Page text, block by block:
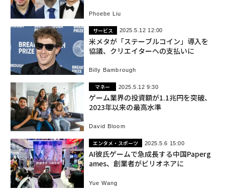
Phoebe Liu
サービス 2025.5.12 12:00
米メタが「ステーブルコイン」導入を
協議、クリエイターへの支払いに
Billy Bambrough
マネー 2025.5.12 9:30
ゲーム業界の投資額が1.1兆円を突破、
2023年以来の最高水準
David Bloom
エンタメ・スポーツ 2025.5.6 15:00
AI彼氏ゲームで急成長する中国Paperg
ames、創業者がビリオネアに
Yue Wang